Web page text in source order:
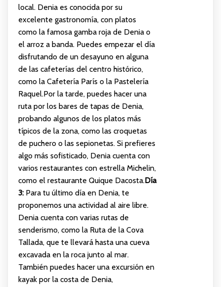
local. Denia es conocida por su
excelente gastronomía, con platos
como la famosa gamba roja de Denia o
el arroz a banda. Puedes empezar el día
disfrutando de un desayuno en alguna
de las cafeterías del centro histórico,
como la Cafetería París o la Pastelería
Raquel.Por la tarde, puedes hacer una
ruta por los bares de tapas de Denia,
probando algunos de los platos más
típicos de la zona, como las croquetas
de puchero o las sepionetas. Si prefieres
algo más sofisticado, Denia cuenta con
varios restaurantes con estrella Michelin,
como el restaurante Quique Dacosta.Día
3:Para tu último día en Denia, te
proponemos una actividad al aire libre.
Denia cuenta con varias rutas de
senderismo, como la Ruta de la Cova
Tallada, que te llevará hasta una cueva
excavada en la roca junto al mar.
También puedes hacer una excursión en
kayak por la costa de Denia,